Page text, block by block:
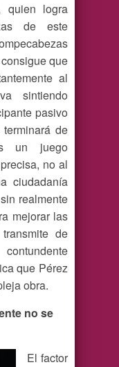
quien logra
de este
que
al
sintiendo
pasivo
de
un juego
no al
ciudadanía
realmente
mejorar las
de
que Pérez
obra.
no se
El factor